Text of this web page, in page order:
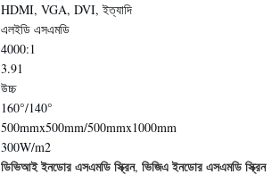
HDMI, VGA, DVI, ইত্যাদি
এলইডি এসএমডি
4000:1
3.91
উচ্চ
160°/140°
500mmx500mm/500mmx1000mm
300W/m2
ডিভিআই ইনডোর এসএমডি স্ক্রিন, ভিজিএ ইনডোর এসএমডি স্ক্রিন